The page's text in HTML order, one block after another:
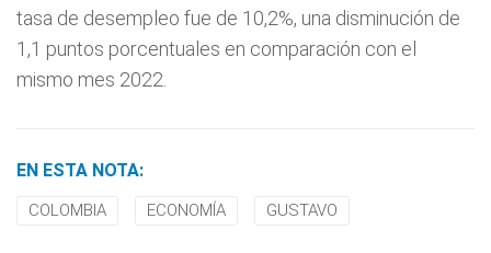
tasa de desempleo fue de 10,2%, una disminución de
1,1 puntos porcentuales en comparación con el
mismo mes 2022.
EN ESTA NOTA:
COLOMBIA ECONOMÍA GUSTAVO